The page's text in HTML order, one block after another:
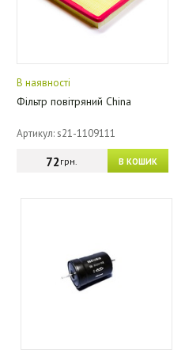
В наявності
Фільтр повітряний China
Артикул: s21-1109111
В КОШИК
72грн.